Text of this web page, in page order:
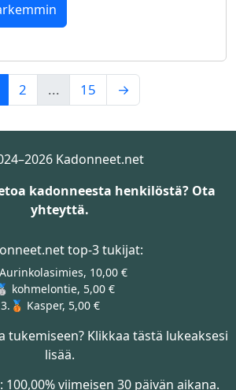
2 ... 15 →
Kadonneet.net
kadonneesta henkilöstä? Ota
yhteyttä.
top-3 tukijat:
10,00 €
kohmelontie, 5,00 €
3.🥉 Kasper, 5,00 €
tukemiseen? Klikkaa tästä lukeaksesi
lisää.
100,00% viimeisen 30 päivän aikana.